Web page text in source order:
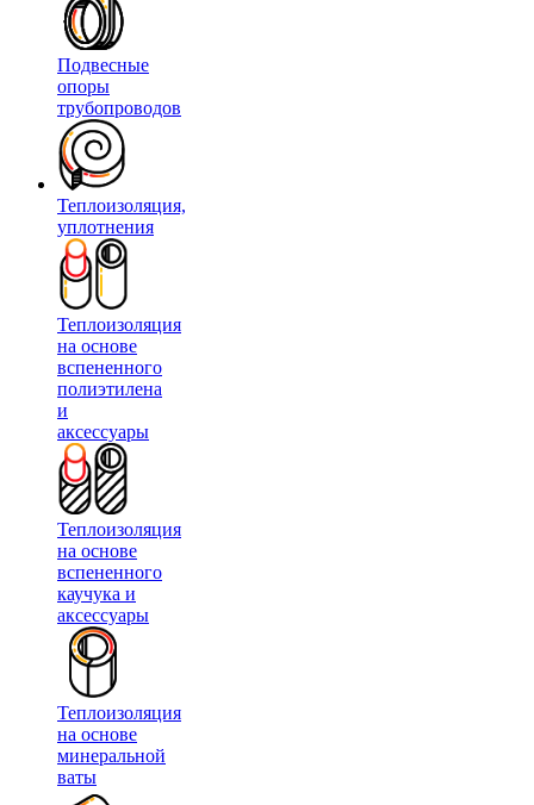
Подвесные
опоры
трубопроводов
Теплоизоляция,
уплотнения
Теплоизоляция
на основе
вспененного
полиэтилена
и
аксессуары
Теплоизоляция
на основе
вспененного
каучука и
аксессуары
Теплоизоляция
на основе
минеральной
ваты